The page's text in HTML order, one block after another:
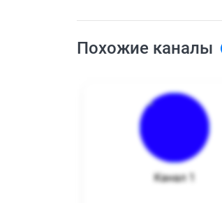
Похожие каналы